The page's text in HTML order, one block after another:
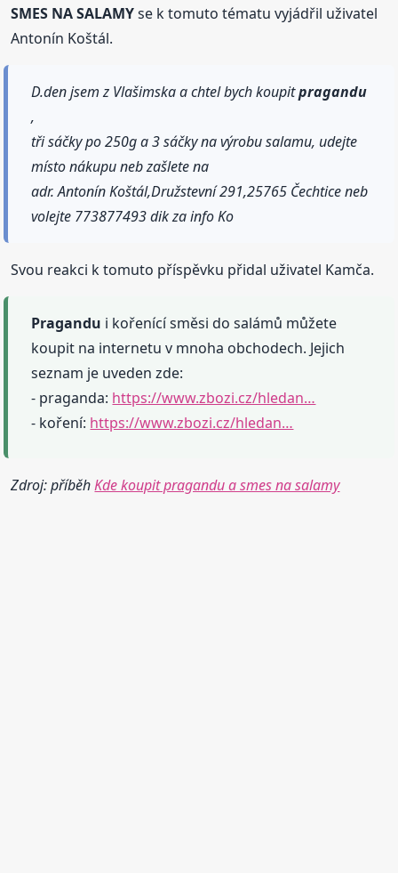
SMES NA SALAMYse k tomuto tématu vyjádřil uživatel
Antonín Koštál.
D.den jsem z Vlašimska a chtel bych koupitpragandu
,
tři sáčky po 250g a 3 sáčky na výrobu salamu, udejte
místo nákupu neb zašlete na
adr. Antonín Koštál,Družstevní 291,25765 Čechtice neb
volejte 773877493 dik za info Ko
Svou reakci k tomuto příspěvku přidal uživatel Kamča.
Pragandu i kořenící směsi do salámů můžete
koupit na internetu v mnoha obchodech. Jejich
seznam je uveden zde:
- praganda: https://www.zbozi.cz/hledan…
- koření: https://www.zbozi.cz/hledan…
Zdroj: příběhKde koupit pragandu a smes na salamy